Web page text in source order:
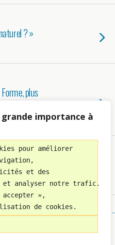
importance à
pour améliorer
et des
et analyser notre trafic.
»,
de cookies.
? »
plus
Bouger ? »
De Cette Catégorie…